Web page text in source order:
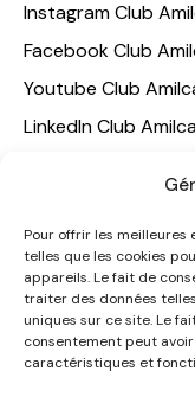
Pour offrir les meilleures
telles que les cookies
appareils. Le fait de
traiter des données
uniques sur ce site. Le
consentement peut
caractéristiques et
Instagram Club
Facebook Club
Youtube Club
LinkedIn Club
NOTRE GROUPE
ACCUEIL
AMILCAR TRAVEL
CLUB AMILCAR,
AGENCE MEDIANE
CONTACT